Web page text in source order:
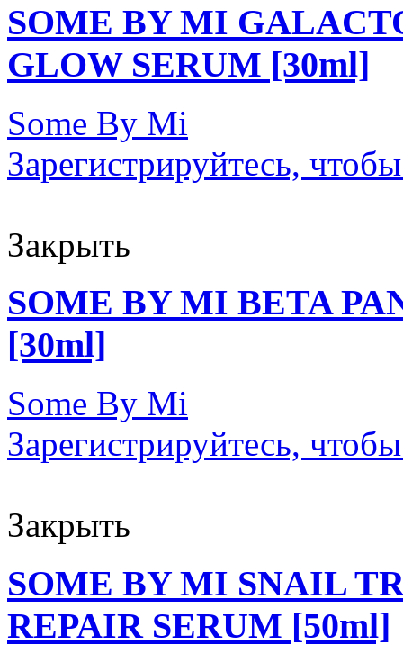
SOME BY MI
GLOW SERUM [30ml]
Some By Mi
Зарегистрируйтесь,
Закрыть
SOME BY MI BETA
[30ml]
Some By Mi
Зарегистрируйтесь,
Закрыть
SOME BY MI SNAIL
REPAIR SERUM [50ml]